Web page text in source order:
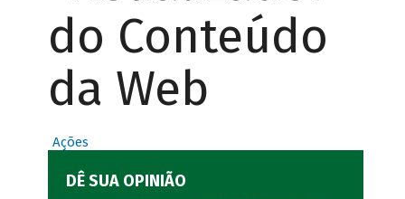
do Conteúdo
da Web
Ações
DÊ SUA OPINIÃO